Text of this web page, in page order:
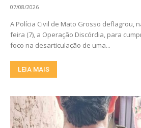
07/08/2026
A Polícia Civil de Mato Grosso deflagrou,
feira (7), a Operação Discórdia, para
foco na desarticulação de uma...
LEIA MAIS